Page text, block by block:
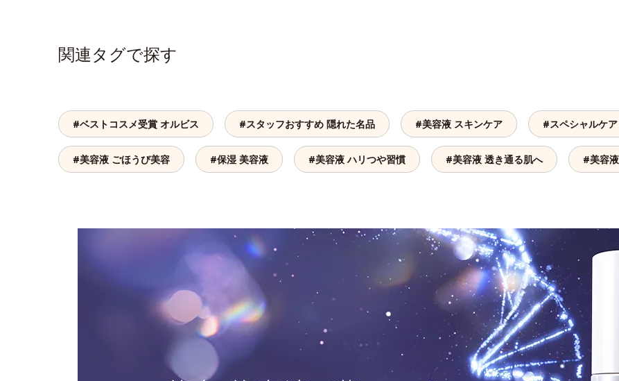
関連タグで探す
#ベストコスメ受賞 オルビス #スタッフおすすめ 隠れた名品 #美容液 スキンケア #スペシャルケ
#美容液 ごほうび美容 #保湿 美容液 #美容液 ハリつや習慣 #美容液 透き通る肌へ #美容